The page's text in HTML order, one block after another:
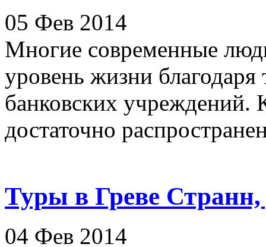
05 Фев 2014
Многие современные
уровень жизни
банковских учреждений.
достаточно
Туры в Греве
04 Фев 2014